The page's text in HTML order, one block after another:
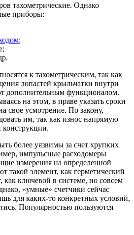
тахометрические. Однако
приборы:
;
к тахометрическим, так как
лопастей крыльчатки внутри
дополнительным функционалом.
на этом, в праве указать сроки
свое усмотрение. По закону,
им, так как износ напрямую
конструкции.
более уязвимы за счет хрупких
импульсные расходомеры
измерения на определенной
такой элемент, как герметический
как ключевой в системе, но совсем
«умные» счетчики сейчас
для каких-то конкретных условий,
Популярностью пользуются